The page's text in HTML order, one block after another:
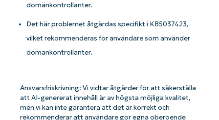
domänkontrollanter.
Det här problemet åtgärdas specifikt i KB5037423,
vilket rekommenderas för användare som använder
domänkontrollanter.
Ansvarsfriskrivning: Vi vidtar åtgärder för att säkerställa
att AI-genererat innehåll är av högsta möjliga kvalitet,
men vi kan inte garantera att det är korrekt och
rekommenderar att användare gör egna oberoende